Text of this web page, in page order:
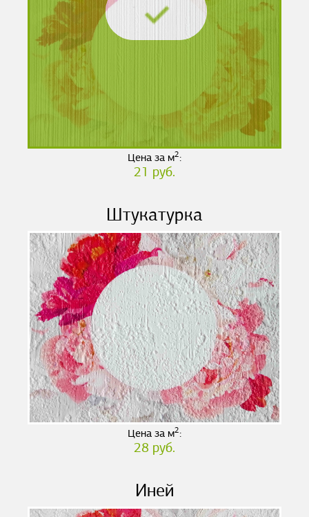
Цена за м2:
21 руб.
Штукатурка
Цена за м2:
28 руб.
Иней